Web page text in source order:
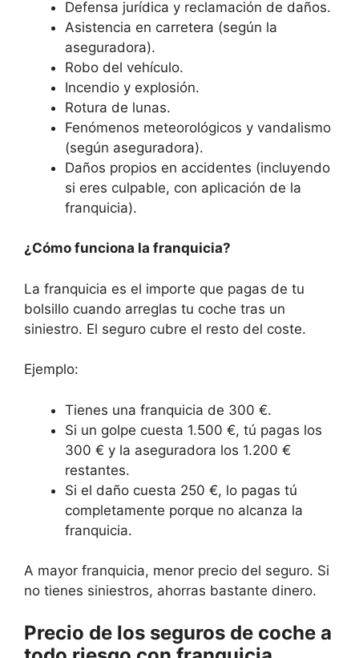
Defensa jurídica y reclamación de daños.
Asistencia en carretera (según la
aseguradora).
Robo del vehículo.
Incendio y explosión.
Rotura de lunas.
Fenómenos meteorológicos y vandalismo
(según aseguradora).
Daños propios en accidentes (incluyendo
si eres culpable, con aplicación de la
franquicia).
¿Cómo funciona la franquicia?
La franquicia es el importe que pagas de tu
bolsillo cuando arreglas tu coche tras un
siniestro. El seguro cubre el resto del coste.
Ejemplo:
Tienes una franquicia de 300 €.
Si un golpe cuesta 1.500 €, tú pagas los
300 € y la aseguradora los 1.200 €
restantes.
Si el daño cuesta 250 €, lo pagas tú
completamente porque no alcanza la
franquicia.
A mayor franquicia, menor precio del seguro. Si
no tienes siniestros, ahorras bastante dinero.
Precio de los seguros de coche a